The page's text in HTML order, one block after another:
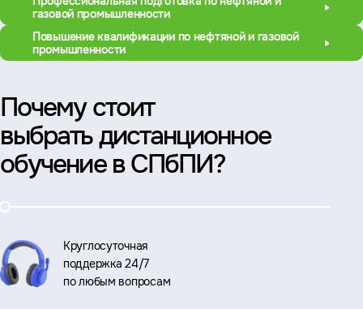
газовой промышленности
Повышение квалификации по нефтяной и газовой
промышленности
Почему стоит
выбрать дистанционное
обучение в СПбПИ?
Круглосуточная
поддержка 24/7
по любым вопросам